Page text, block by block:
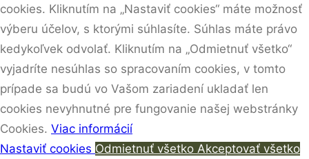
cookies. Kliknutím na „Nastaviť cookies“ máte možnosť
výberu účelov, s ktorými súhlasíte. Súhlas máte právo
kedykoľvek odvolať. Kliknutím na „Odmietnuť všetko“
vyjadríte nesúhlas so spracovaním cookies, v tomto
prípade sa budú vo Vašom zariadení ukladať len
cookies nevyhnutné pre fungovanie našej webstránky
Cookies. Viac informácií
Nastaviť cookies Odmietnuť všetko Akceptovať všetko